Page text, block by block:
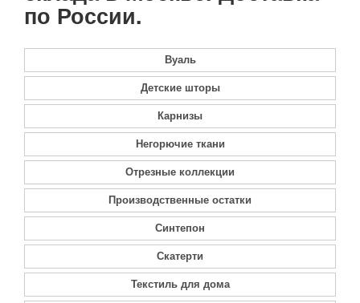
по России.
Вуаль
Детские шторы
Карнизы
Негорючие ткани
Отрезные коллекции
Производственные остатки
Синтепон
Скатерти
Текстиль для дома